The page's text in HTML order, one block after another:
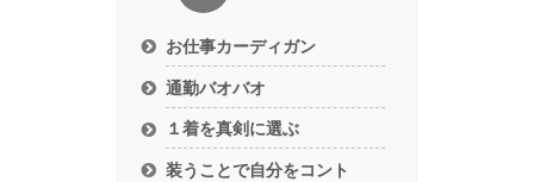
お仕事カーディガン
通勤バオバオ
１着を真剣に選ぶ
装うことで自分をコント